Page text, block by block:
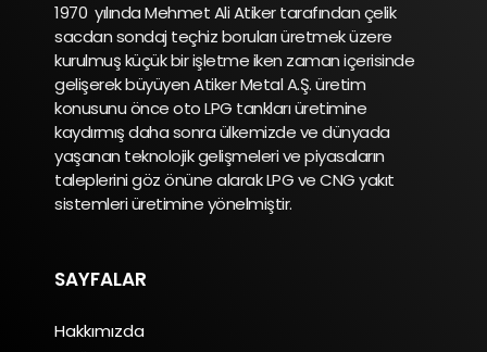
1970 yılında Mehmet Ali Atiker tarafından çelik
sacdan sondaj teçhiz boruları üretmek üzere
kurulmuş küçük bir işletme iken zaman içerisinde
gelişerek büyüyen Atiker Metal A.Ş. üretim
konusunu önce oto LPG tankları üretimine
kaydırmış daha sonra ülkemizde ve dünyada
yaşanan teknolojik gelişmeleri ve piyasaların
taleplerini göz önüne alarak LPG ve CNG yakıt
sistemleri üretimine yönelmiştir.
SAYFALAR
Hakkımızda